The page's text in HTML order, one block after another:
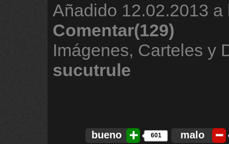
Añadido 12.02.2013 a
Comentar(129)
Imágenes, Carteles y
sucutrule
bueno 601 malo